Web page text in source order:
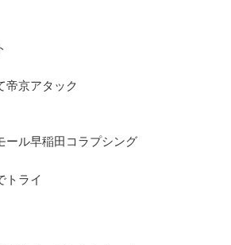
帝京アタック
ール早稲田コラプシング
トライ